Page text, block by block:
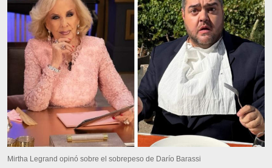
Mirtha Legrand opinó sobre el sobrepeso de Darío Barassi